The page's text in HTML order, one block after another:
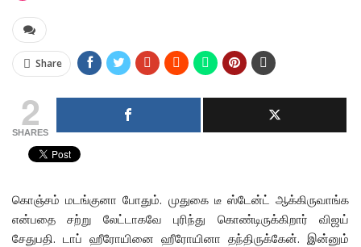
Share
2
SHARES
கொஞ்சம் மடங்குனா போதும். முதுகை டீ ஸ்டேன்ட் ஆக்கிருவாங்க
என்பதை சற்று லேட்டாகவே புரிந்து கொண்டிருக்கிறார் விஜய்
சேதுபதி. டாப் ஹீரோயினை ஹீரோயினா தந்திருக்கேன். இன்னும்